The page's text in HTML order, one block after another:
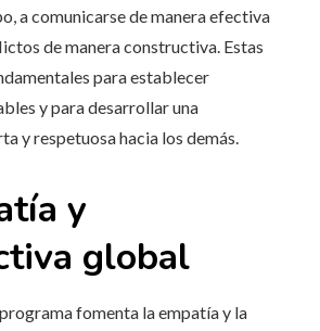
a comunicarse de manera efectiva
de manera constructiva. Estas
para establecer
y para desarrollar una
y respetuosa hacia los demás.
y
global
fomenta la empatía y la